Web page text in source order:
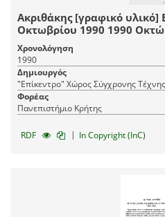
Ακριθάκης [γραφικό υλικό] Εγκαίνια Παρασκευή 5
Οκτωβρίου 1990
Χρονολόγηση
1990
Δημιουργός
"Επίκεντρο" Χώρος Σύγχρονης
Φορέας
Πανεπιστήμιο Κρήτης
RDF | In Copyright (InC)